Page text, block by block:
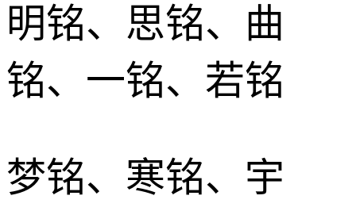
明铭、思铭、曲
铭、一铭、若铭
梦铭、寒铭、宇